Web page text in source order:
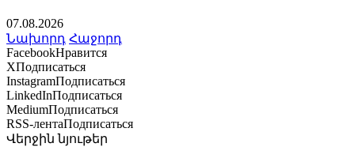
07.08.2026
Նախորդ Հաջորդ
FacebookНравится
XПодписаться
InstagramПодписаться
LinkedInПодписаться
MediumПодписаться
RSS-лентаПодписаться
Վերջին նյութեր